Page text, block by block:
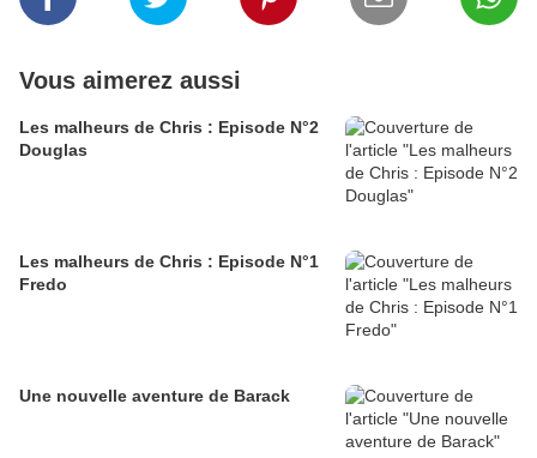
Vous aimerez aussi
Les malheurs de Chris : Episode N°2
Douglas
Les malheurs de Chris : Episode N°1
Fredo
Une nouvelle aventure de Barack